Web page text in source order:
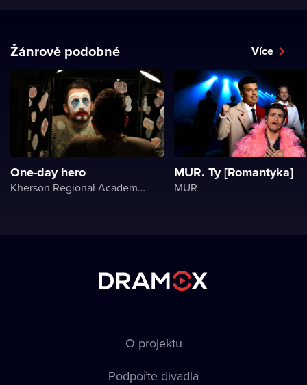
Žánrově podobné Více
One-day hero
Kherson Regional Academic Music and Drama Theater named after Mykola Kulish
MUR. Ty [Romantyka]
MUR
O projektu
Podpořte divadla